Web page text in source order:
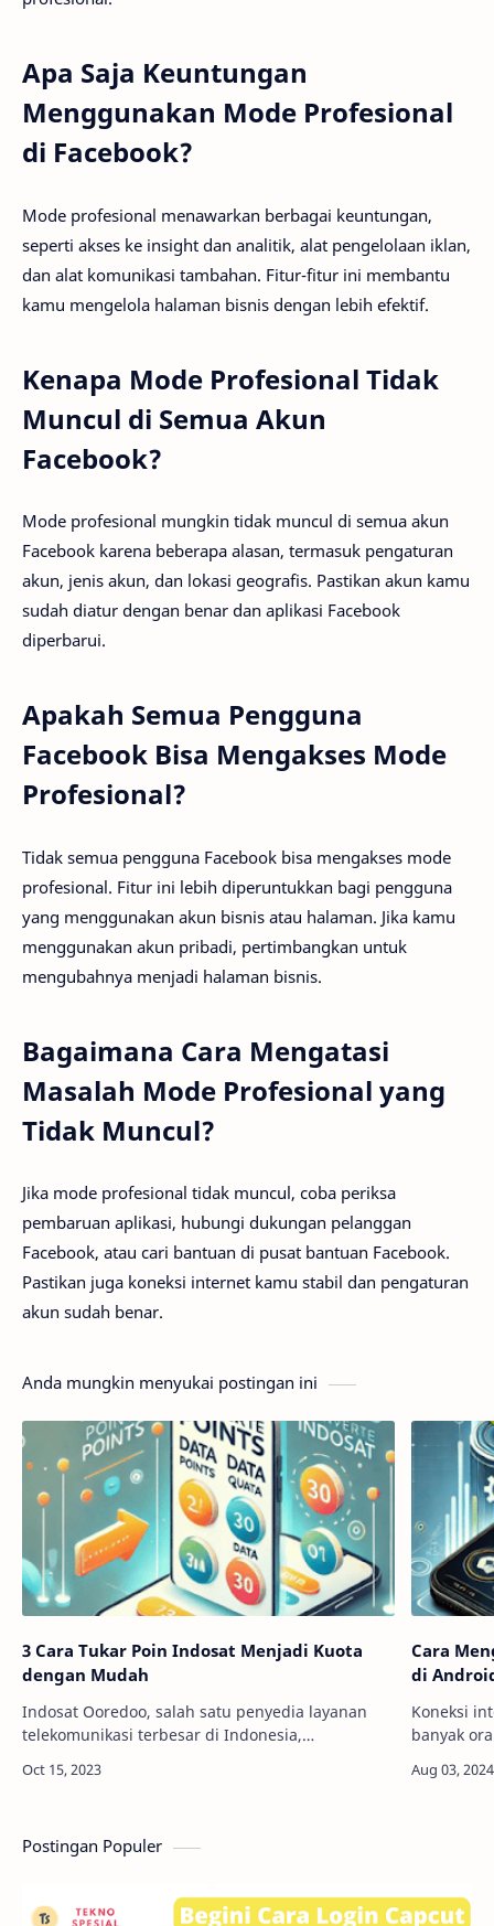
Apa Saja Keuntungan
Menggunakan Mode Profesional
di Facebook?
Mode profesional menawarkan berbagai keuntungan,
seperti akses ke insight dan analitik, alat pengelolaan iklan,
dan alat komunikasi tambahan. Fitur-fitur ini membantu
kamu mengelola halaman bisnis dengan lebih efektif.
Kenapa Mode Profesional Tidak
Muncul di Semua Akun
Facebook?
Mode profesional mungkin tidak muncul di semua akun
Facebook karena beberapa alasan, termasuk pengaturan
akun, jenis akun, dan lokasi geografis. Pastikan akun kamu
sudah diatur dengan benar dan aplikasi Facebook
diperbarui.
Apakah Semua Pengguna
Facebook Bisa Mengakses Mode
Profesional?
Tidak semua pengguna Facebook bisa mengakses mode
profesional. Fitur ini lebih diperuntukkan bagi pengguna
yang menggunakan akun bisnis atau halaman. Jika kamu
menggunakan akun pribadi, pertimbangkan untuk
mengubahnya menjadi halaman bisnis.
Bagaimana Cara Mengatasi
Masalah Mode Profesional yang
Tidak Muncul?
Jika mode profesional tidak muncul, coba periksa
pembaruan aplikasi, hubungi dukungan pelanggan
Facebook, atau cari bantuan di pusat bantuan Facebook.
Pastikan juga koneksi internet kamu stabil dan pengaturan
akun sudah benar.
Anda mungkin menyukai postingan ini
3 Cara Tukar Poin Indosat Menjadi Kuota
dengan Mudah
Indosat Ooredoo, salah satu penyedia layanan
telekomunikasi terbesar di Indonesia,
memanjakan pelanggannya. Salah satu program
Cara
di
Koneksi
banyak
di mana
Postingan Populer